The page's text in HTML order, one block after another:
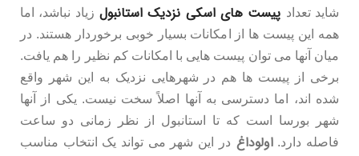
شاید تعداد پیست های اسکی نزدیک استانبول زیاد نباشد، اما
همه این پیست ها از امکانات بسیار خوبی برخوردار هستند. در
میان آنها می توان پیست هایی با امکانات کم نظیر را هم یافت.
برخی از پیست ها هم در شهرهایی نزدیک به این شهر واقع
شده اند، اما دسترسی به آنها اصلاً سخت نیست. یکی از آنها
شهر بورسا است که تا استانبول از نظر زمانی دو ساعت
فاصله دارد.اولوداغ در این شهر می تواند یک انتخاب مناسب